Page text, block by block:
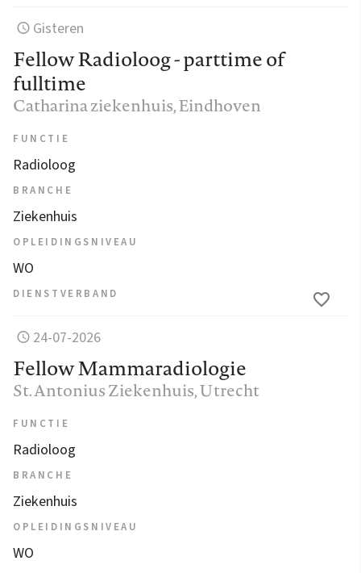
Gisteren
Fellow Radioloog - parttime of
fulltime
Catharina ziekenhuis, Eindhoven
FUNCTIE
Radioloog
BRANCHE
Ziekenhuis
OPLEIDINGSNIVEAU
WO
DIENSTVERBAND
24-07-2026
Fellow Mammaradiologie
St. Antonius Ziekenhuis, Utrecht
FUNCTIE
Radioloog
BRANCHE
Ziekenhuis
OPLEIDINGSNIVEAU
WO